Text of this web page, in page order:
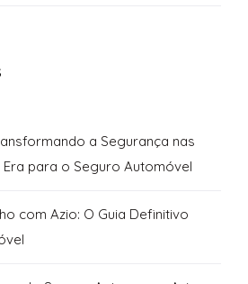
a Segurança nas
Era para o Seguro Automóvel
com Azio: O Guia Definitivo